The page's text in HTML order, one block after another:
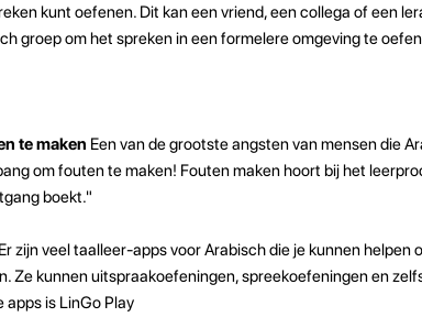
kunt oefenen. Dit kan een vriend, een collega of een
groep om het spreken in een formelere omgeving te
te maken Een van de grootste angsten van mensen die
om fouten te maken! Fouten maken hoort bij het
boekt."
zijn veel taalleer-apps voor Arabisch die je kunnen helpen
Ze kunnen uitspraakoefeningen, spreekoefeningen en
apps is LinGo Play